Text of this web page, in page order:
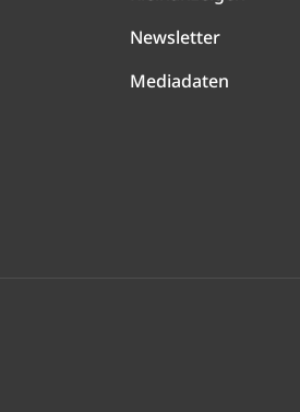
Newsletter
Mediadaten